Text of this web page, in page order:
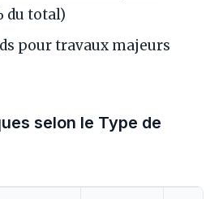
du total)
pour travaux majeurs
selon le Type de